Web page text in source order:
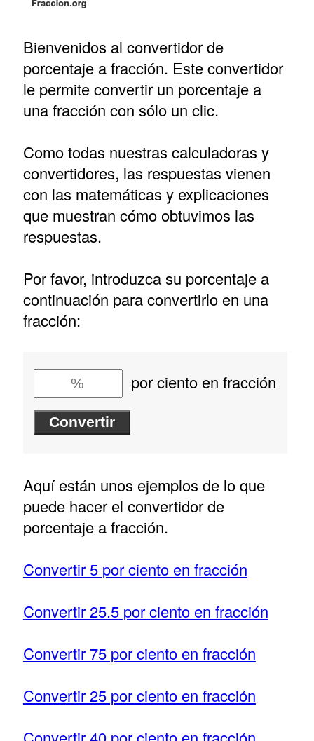
Bienvenidos al convertidor de
porcentaje a fracción. Este convertidor
le permite convertir un porcentaje a
una fracción con sólo un clic.
Como todas nuestras calculadoras y
convertidores, las respuestas vienen
con las matemáticas y explicaciones
que muestran cómo obtuvimos las
respuestas.
Por favor, introduzca su porcentaje a
continuación para convertirlo en una
fracción:
por ciento en fracción
Aquí están unos ejemplos de lo que
puede hacer el convertidor de
porcentaje a fracción.
Convertir 5 por ciento en fracción
Convertir 25.5 por ciento en fracción
Convertir 75 por ciento en fracción
Convertir 25 por ciento en fracción